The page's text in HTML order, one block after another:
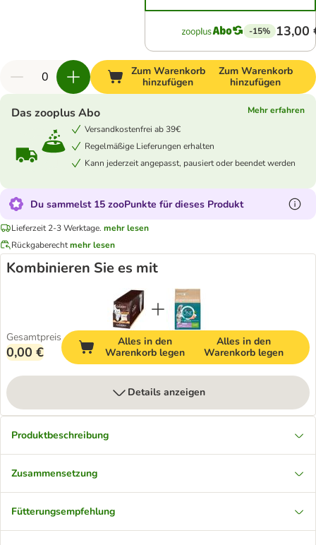
-15% 13,00
Zum Warenkorb
hinzufügen
Zum Warenkorb
hinzufügen
Das zooplus Abo
Mehr erfahren
Versandkostenfrei ab 39€
Regelmäßige Lieferungen erhalten
Kann jederzeit angepasst, pausiert oder beendet werden
Du sammelst 15 zooPunkte für dieses Produkt
Lieferzeit 2-3 Werktage. mehr lesen
Rückgaberechtmehr lesen
Kombinieren Sie es mit
Gesamtpreis
0,00 €
Alles in den
Warenkorb legen
Alles in den
Warenkorb legen
Details anzeigen
Produktbeschreibung
Zusammensetzung
Fütterungsempfehlung